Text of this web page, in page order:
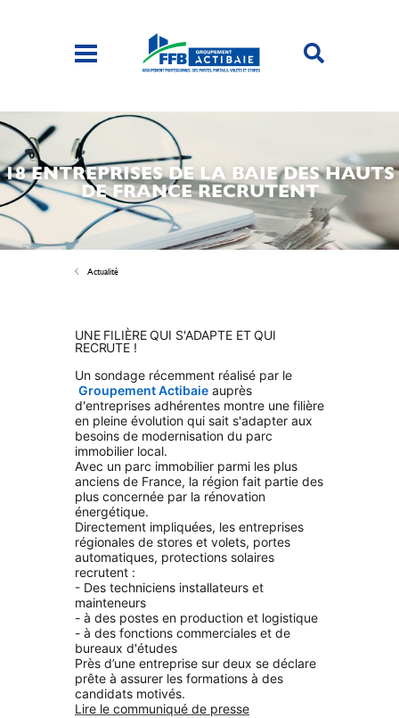
18 ENTREPRISES DE LA BAIE DES HAUTS
DE FRANCE RECRUTENT
Actualité
UNE FILIÈRE QUI S'ADAPTE ET QUI
RECRUTE !
Un sondage récemment réalisé par le
Groupement Actibaie auprès
d'entreprises adhérentes montre une filière
en pleine évolution qui sait s'adapter aux
besoins de modernisation du parc
immobilier local.
Avec un parc immobilier parmi les plus
anciens de France, la région fait partie des
plus concernée par la rénovation
énergétique.
Directement impliquées, les entreprises
régionales de stores et volets, portes
automatiques, protections solaires
recrutent :
- Des techniciens installateurs et
mainteneurs
- à des postes en production et logistique
- à des fonctions commerciales et de
bureaux d'études
Près d’une entreprise sur deux se déclare
prête à assurer les formations à des
candidats motivés.
Lire le communiqué de presse